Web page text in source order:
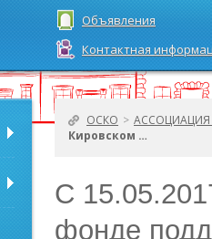
Объявления
Контактная
ОСКО >
Кировском …
С
фонде